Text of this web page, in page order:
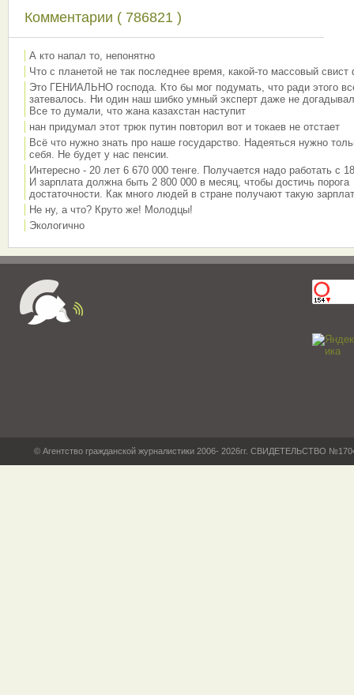
Комментарии ( 786821 )
А кто напал то, непонятно
Что с планетой не так последнее время, какой-то массовый свист
Это ГЕНИАЛЬНО господа. Кто бы мог подумать, что ради этого
затевалось. Ни один наш шибко умный эксперт даже не
Все то думали, что жана казахстан наступит
нан придумал этот трюк путин повторил вот и токаев не отстает
Всё что нужно знать про наше государство. Надеяться нужно
себя. Не будет у нас пенсии.
Интересно - 20 лет 6 670 000 тенге. Получается надо работать с
И зарплата должна быть 2 800 000 в месяц, чтобы достичь порога
достаточности. Как много людей в стране получают такую
Не ну, а что? Круто же! Молодцы!
Экологично
© Агентство гражданской журналистики 2006- 2026гг. СВИДЕТЕЛЬСТВО